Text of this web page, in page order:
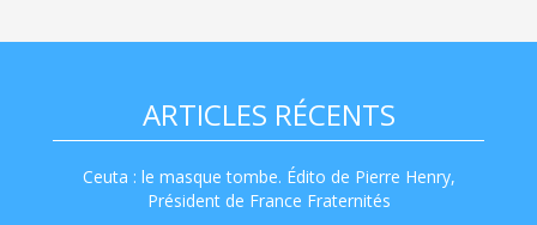
ARTICLES RÉCENTS
Ceuta : le masque tombe. Édito de Pierre Henry,
Président de France Fraternités